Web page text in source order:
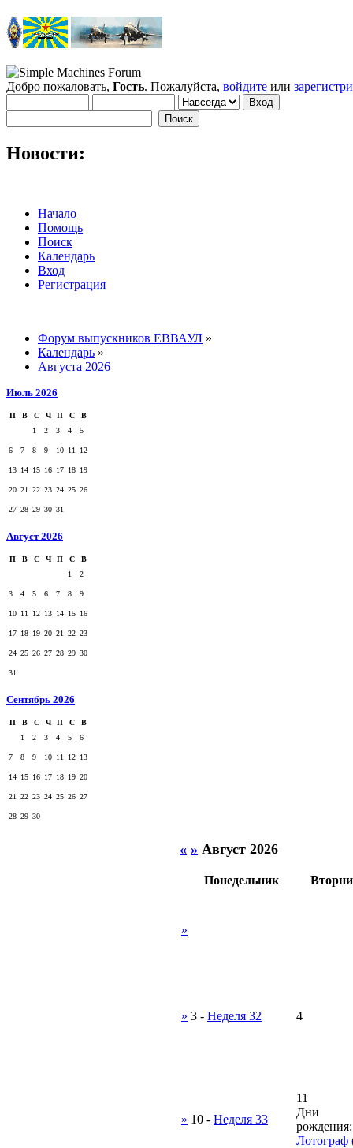
Добро пожаловать, Гость. Пожалуйста, войдите или
Новости:
Начало
Помощь
Поиск
Календарь
Вход
Регистрация
Форум выпускников ЕВВАУЛ »
Календарь »
Августа 2026
Июль 2026
П В С Ч П С
В
1
2 3 4 5
6 7 8 9 10 11 12
13 14 15 16 17 18 19
20 21 22 23 24 25 26
27 28 29 30 31
Август 2026
П В С Ч П С
В
1
2
3 4 5 6 7 8 9
10 11 12 13 14 15 16
17 18 19 20 21 22 23
24 25 26 27 28 29 30
31
Сентябрь 2026
П В С Ч П С
В
1
2 3 4 5 6
7 8 9 10 11 12 13
14 15 16 17 18 19 20
21 22 23 24 25 26 27
28 29 30
« » Август 2026
Понедельник
»
» 3 - Неделя 32 4
» 10 - Неделя 33
11
Дни
рождения:
Лотограф